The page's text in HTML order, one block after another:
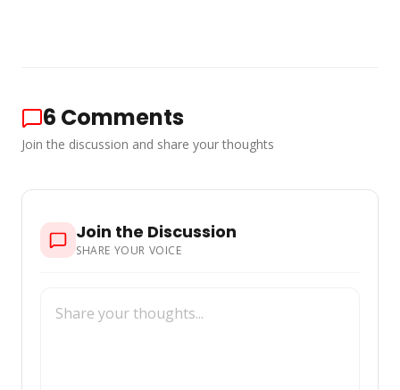
6 Comments
Join the discussion and share your thoughts
Join the Discussion
SHARE YOUR VOICE